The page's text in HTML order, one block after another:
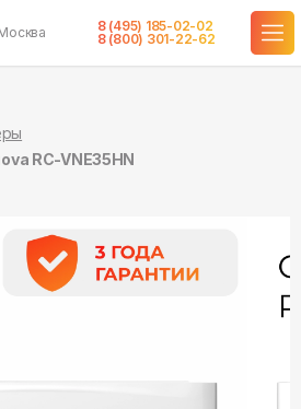
8 (495) 185-02-02
8 (800) 301-22-62
RC-VNE35HN